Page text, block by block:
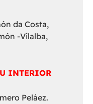
da Costa,
-Vilalba,
INTERIOR
Peláez.